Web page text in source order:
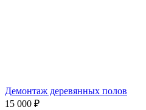
Демонтаж деревянных полов
15 000 ₽